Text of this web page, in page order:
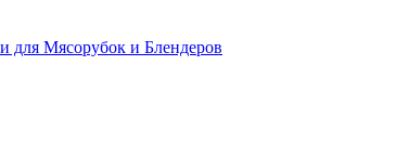
для Мясорубок и Блендеров